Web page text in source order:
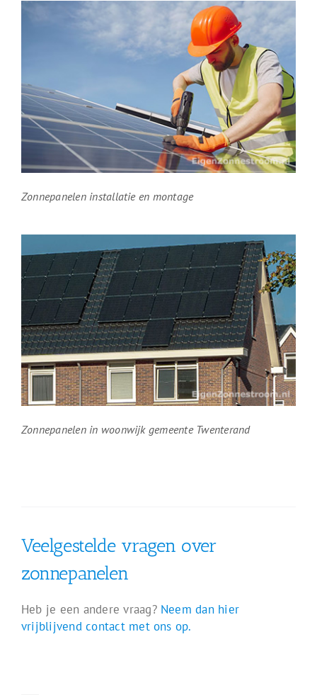
Zonnepanelen installatie en montage
Zonnepanelen in woonwijk gemeente Twenterand
Veelgestelde vragen over
zonnepanelen
Heb je een andere vraag? Neem dan hier
vrijblijvend contact met ons op.